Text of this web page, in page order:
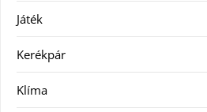
Játék
Kerékpár
Klíma